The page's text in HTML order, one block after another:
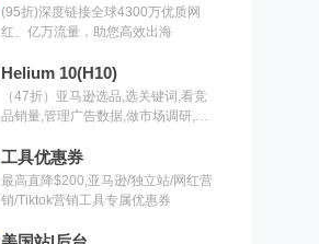
(95折)深度链接全球4300万优质网
红、亿万流量，助您高效出海
Helium 10(H10)
（47折）亚马逊选品,选关键词,看竞
品销量,管理广告数据,做市场调研,有
工具优惠券
最高直降$200,亚马逊/独立站/网红营
销/Tiktok营销工具专属优惠券